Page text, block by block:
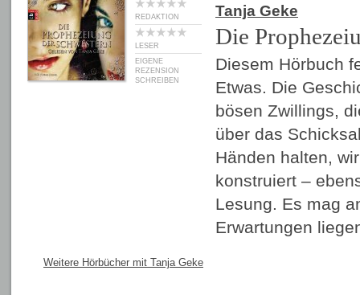
REDAKTION
LESER
EIGENE
REZENSION
SCHREIBEN
Tanja Geke
Die
Diesem Hörbuch
Etwas. Die
bösen Zwillings,
über das
Händen halten,
konstruiert –
Lesung. Es mag
Erwartungen
Weitere Hörbücher mit Tanja Geke